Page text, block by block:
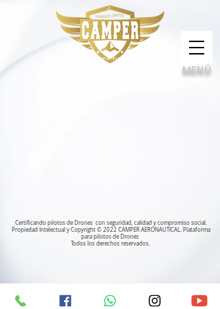
Calidad, compromiso e innovación
MENÚ
Certificando pilotos de Drones con seguridad, calidad y compromiso social.
Propiedad Intelectual y Copyright © 2022 CAMPER AERONAUTICAL. Plataforma
para pilotos de Drones
Todos los derechos reservados.